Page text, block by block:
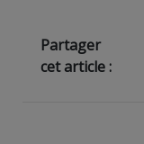
Partager
cet article :